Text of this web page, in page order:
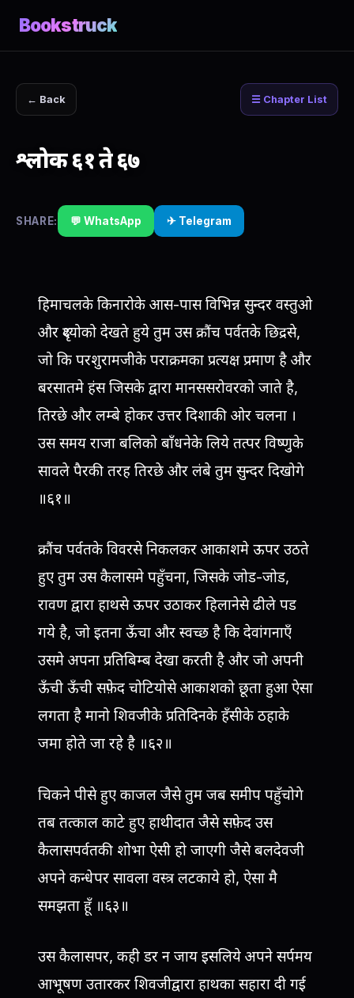
Bookstruck
← Back ☰ Chapter List
श्लोक ६१ ते ६७
SHARE: 💬 WhatsApp ✈ Telegram
हिमाचलके किनारोके आस-पास विभिन्न सुन्दर वस्तुओ
और दृश्योको देखते हुये तुम उस क्रौंच पर्वतके छिद्रसे,
जो कि परशुरामजीके पराक्रमका प्रत्यक्ष प्रमाण है और
बरसातमे हंस जिसके द्वारा मानससरोवरको जाते है,
तिरछे और लम्बे होकर उत्तर दिशाकी ओर चलना ।
उस समय राजा बलिको बाँधनेके लिये तत्पर विष्णुके
सावले पैरकी तरह तिरछे और लंबे तुम सुन्दर दिखोगे
॥६१॥
क्रौंच पर्वतके विवरसे निकलकर आकाशमे ऊपर उठते
हुए तुम उस कैलासमे पहुँचना, जिसके जोड-जोड,
रावण द्वारा हाथसे ऊपर उठाकर हिलानेसे ढीले पड
गये है, जो इतना ऊँचा और स्वच्छ है कि देवांगनाएँ
उसमे अपना प्रतिबिम्ब देखा करती है और जो अपनी
ऊँची ऊँची सफ़ेद चोटियोसे आकाशको छूता हुआ ऐसा
लगता है मानो शिवजीके प्रतिदिनके हँसीके ठहाके
जमा होते जा रहे है ॥६२॥
चिकने पीसे हुए काजल जैसे तुम जब समीप पहुँचोगे
तब तत्काल काटे हुए हाथीदात जैसे सफ़ेद उस
कैलासपर्वतकी शोभा ऐसी हो जाएगी जैसे बलदेवजी
अपने कन्धेपर सावला वस्त्र लटकाये हो, ऐसा मै
समझता हूँ ॥६३॥
उस कैलासपर, कही डर न जाय इसलिये अपने सर्पमय
आभूषण उतारकर शिवजीद्वारा हाथका सहारा दी गई